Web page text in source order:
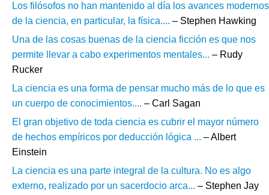
Los filósofos no han mantenido al día los avances modernos
de la ciencia, en particular, la física.... – Stephen Hawking
Una de las cosas buenas de la ciencia ficción es que nos
permite llevar a cabo experimentos mentales... – Rudy
Rucker
La ciencia es una forma de pensar mucho más de lo que es
un cuerpo de conocimientos.... – Carl Sagan
El gran objetivo de toda ciencia es cubrir el mayor número
de hechos empíricos por deducción lógica ... – Albert
Einstein
La ciencia es una parte integral de la cultura. No es algo
externo, realizado por un sacerdocio arca... – Stephen Jay